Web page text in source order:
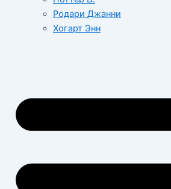
Родари Джанни
Хогарт Энн